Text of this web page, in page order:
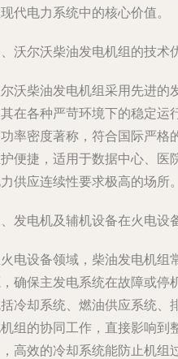
代电力系统中的核心价值。
沃尔沃柴油发电机组的技术
沃柴油发电机组采用先进的
在各种严苛环境下的稳定运
率密度著称，符合国际严格
便捷，适用于数据中心、医
供应连续性要求极高的场所。
发电机及辅机设备在火电设
电设备领域，柴油发电机组
确保主发电系统在故障或停
冷却系统、燃油供应系统、
组的协同工作，直接影响到
高效的冷却系统能防止机组